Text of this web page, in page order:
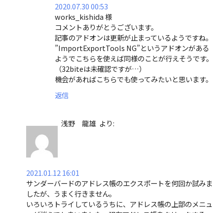
2020.07.30 00:53
works_kishida 様
コメントありがとうございます。
記事のアドオンは更新が止まっているようですね。
”ImportExportTools NG”というアドオンがある
ようでこちらを使えば同様のことが行えそうです。
（32biteは未確認ですが…）
機会があればこちらでも使ってみたいと思います。
返信
浅野 龍雄 より:
2021.01.12 16:01
サンダーバードのアドレス帳のエクスポートを何回か試みま
したが、うまく行きません。
いろいろトライしているうちに、アドレス帳の上部のメニュ